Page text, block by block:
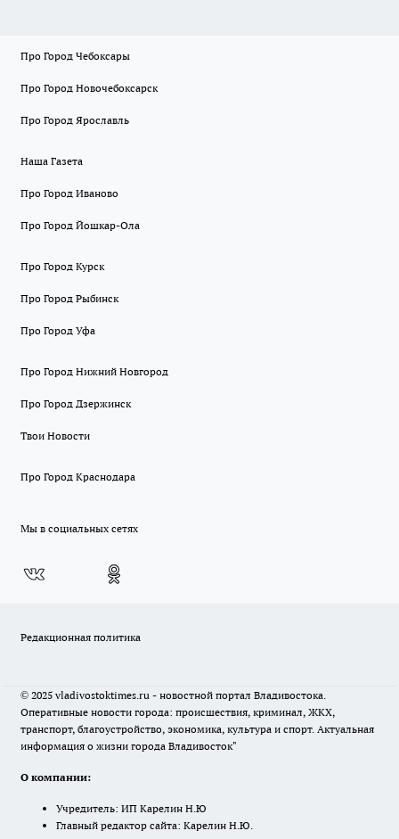
Про Город Чебоксары
Про Город Новочебоксарск
Про Город Ярославль
Наша Газета
Про Город Иваново
Про Город Йошкар-Ола
Про Город Курск
Про Город Рыбинск
Про Город Уфа
Про Город Нижний Новгород
Про Город Дзержинск
Твои Новости
Про Город Краснодара
Мы в социальных сетях
Редакционная политика
© 2025 vladivostoktimes.ru - новостной портал Владивостока.
Оперативные новости города: происшествия, криминал, ЖКХ,
транспорт, благоустройство, экономика, культура и спорт. Актуальная
информация о жизни города Владивосток"
О компании:
Учредитель: ИП Карелин Н.Ю
Главный редактор сайта: Карелин Н.Ю.